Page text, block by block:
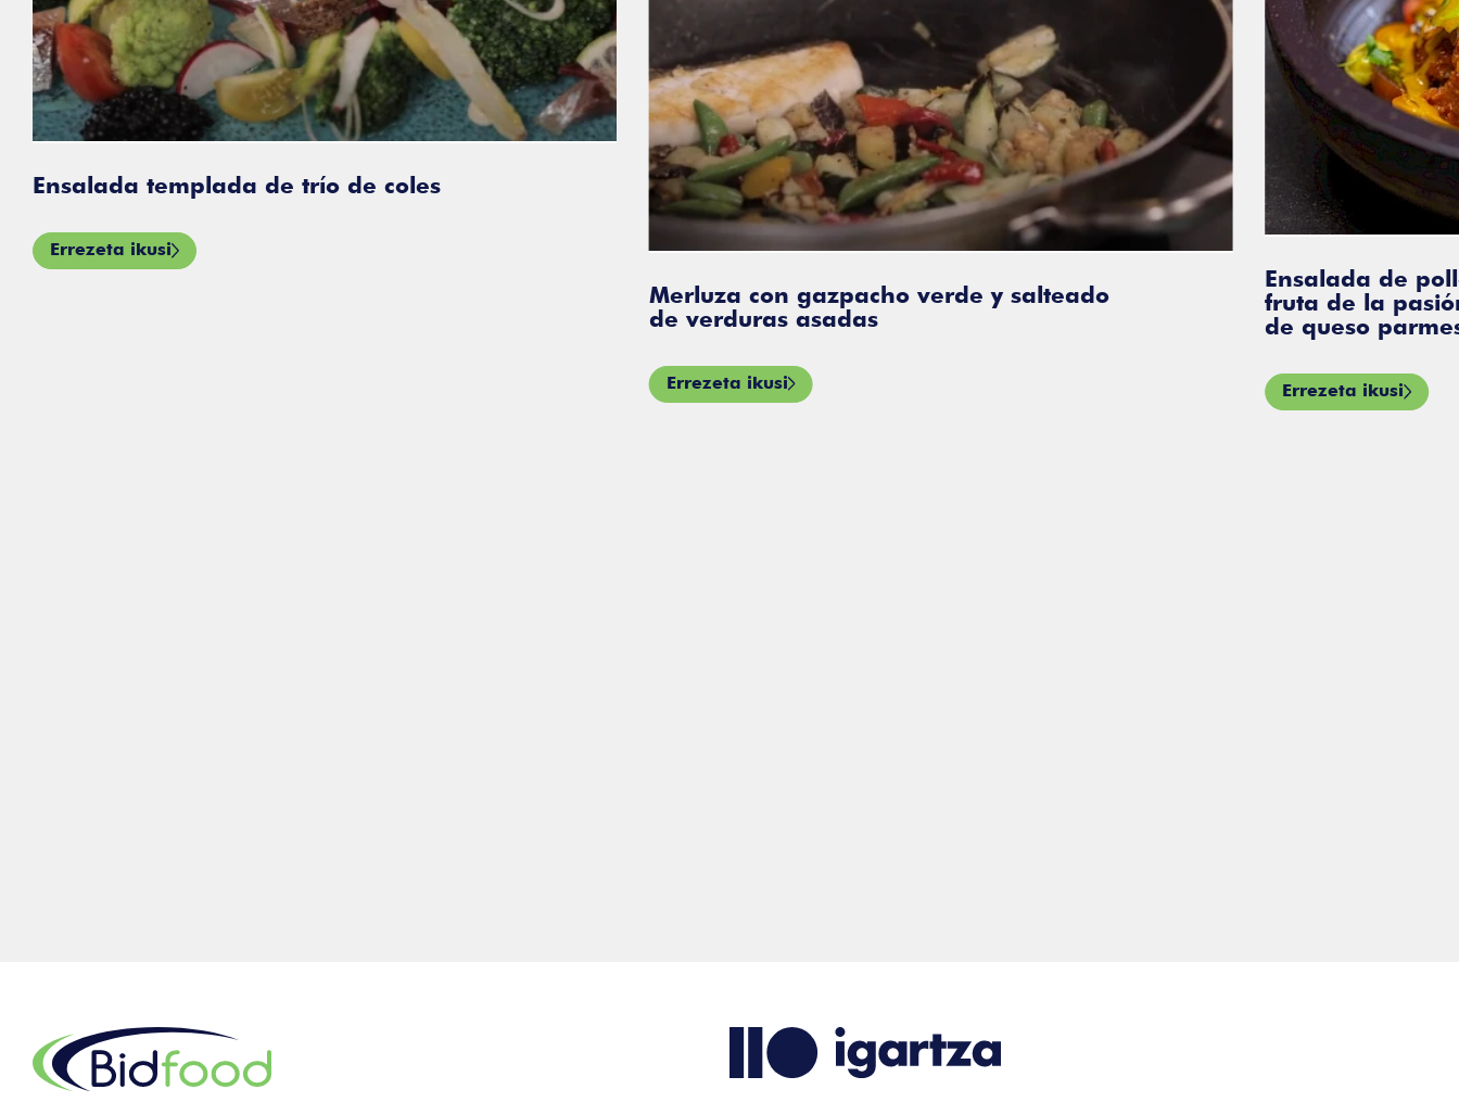
templada de trío de coles
ikusi
Merluza con gazpacho verde y salteado
de verduras asadas
Errezeta ikusi
Ensalada de pollo frito
fruta de la pasión,
de queso parmesano
Errezeta ikusi